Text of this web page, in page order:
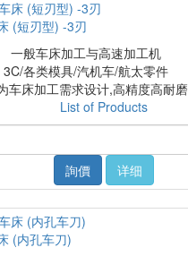
(短刃型) -3刃
一般车床加工与高速加工机
3C/各类模具/汽机车/航太零件
车床加工需求设计,高精度高耐磨
List of Products
詢價
详细
(内孔车刀)